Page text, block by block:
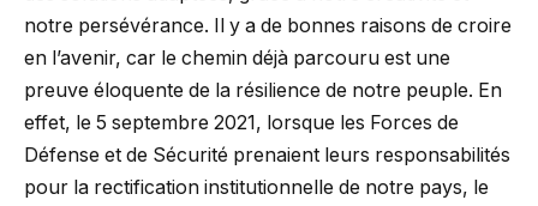
notre persévérance. Il y a de bonnes raisons de croire
en l’avenir, car le chemin déjà parcouru est une
preuve éloquente de la résilience de notre peuple. En
effet, le 5 septembre 2021, lorsque les Forces de
Défense et de Sécurité prenaient leurs responsabilités
pour la rectification institutionnelle de notre pays, le